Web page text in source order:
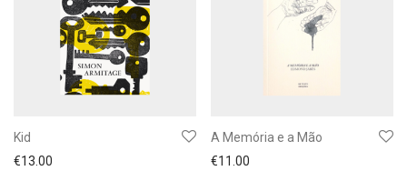
Kid
€13.00
A Memória e a Mão
€11.00